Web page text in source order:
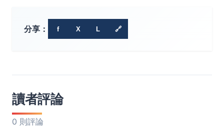
分享： f X L 🔗
讀者評論
0 則評論